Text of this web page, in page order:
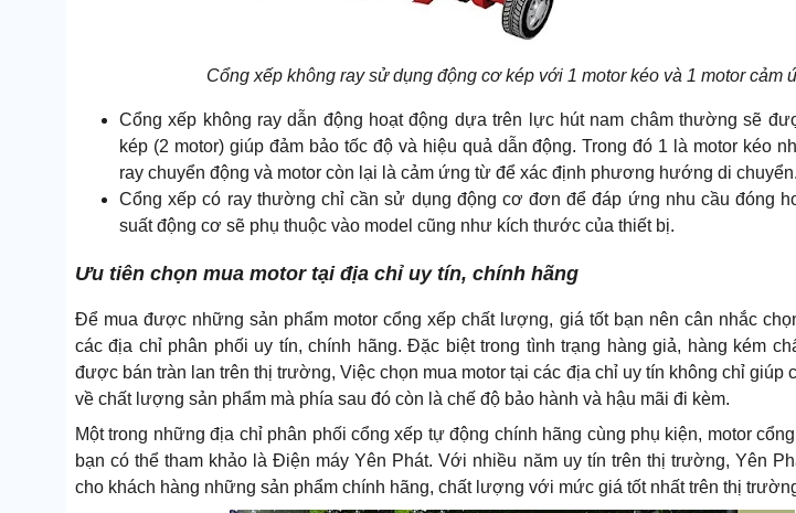
Cổng xếp không ray sử dụng động cơ kép với 1 motor kéo và 1 motor cảm
Cổng xếp không ray dẫn động hoạt động dựa trên lực hút nam châm thường sẽ
kép (2 motor) giúp đảm bảo tốc độ và hiệu quả dẫn động. Trong đó 1 là motor kéo
ray chuyển động và motor còn lại là cảm ứng từ để xác định phương hướng di chuyển.
Cổng xếp có ray thường chỉ cần sử dụng động cơ đơn để đáp ứng nhu cầu đóng
suất động cơ sẽ phụ thuộc vào model cũng như kích thước của thiết bị.
Ưu tiên chọn mua motor tại địa chỉ uy tín, chính hãng
Để mua được những sản phẩm motor cổng xếp chất lượng, giá tốt bạn nên cân nhắc
các địa chỉ phân phối uy tín, chính hãng. Đặc biệt trong tình trạng hàng giả, hàng kém
được bán tràn lan trên thị trường, Việc chọn mua motor tại các địa chỉ uy tín không chỉ giúp
về chất lượng sản phẩm mà phía sau đó còn là chế độ bảo hành và hậu mãi đi kèm.
Một trong những địa chỉ phân phối cổng xếp tự động chính hãng cùng phụ kiện, motor
bạn có thể tham khảo là Điện máy Yên Phát. Với nhiều năm uy tín trên thị trường, Yên
cho khách hàng những sản phẩm chính hãng, chất lượng với mức giá tốt nhất trên thị